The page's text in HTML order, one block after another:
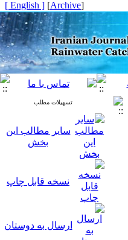
[
Archive
]
[ English ]
تسهیلات مطلب
سایر مطالب این
بخش
نسخه قابل چاپ
ارسال به دوستان